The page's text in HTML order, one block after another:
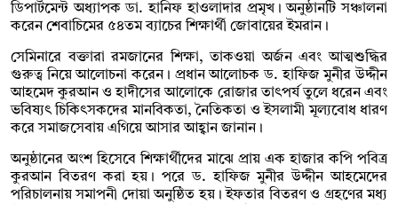
ডিপার্টমেন্ট অধ্যাপক ডা. হানিফ হাওলাদার প্রমৃখ। অনুষ্ঠানটি সঞ্চালনা
করেন শেবাচিমের ৫৪তম ব্যাচের শিক্ষার্থী জোবায়ের ইমরান।
সেমিনারে বক্তারা রমজানের শিক্ষা, তাকওয়া অর্জন এবং আত্মশুদ্ধির
গুরুত্ব নিয়ে আলোচনা করেন। প্রধান আলোচক ড. হাফিজ মুনীর উদ্দীন
আহমেদ কুরআন ও হাদীসের আলোকে রোজার তাৎপর্য তুলে ধরেন এবং
ভবিষ্যৎ চিকিৎসকদের মানবিকতা, নৈতিকতা ও ইসলামী মূল্যবোধ ধারণ
করে সমাজসেবায় এগিয়ে আসার আহ্বান জানান।
অনুষ্ঠানের অংশ হিসেবে শিক্ষার্থীদের মাঝে প্রায় এক হাজার কপি পবিত্র
কুরআন বিতরণ করা হয়। পরে ড. হাফিজ মুনীর উদ্দীন আহমেদের
পরিচালনায় সমাপনী দোয়া অনুষ্ঠিত হয়। ইফতার বিতরণ ও গ্রহণের মধ্য